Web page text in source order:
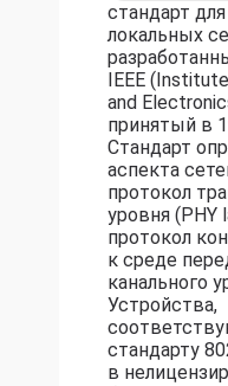
стандарт
локальных
IEEE
and
принятый в
Стандарт
аспекта
протокол
уровня (PHY
протокол
к среде
канального
Устройства,
стандарту
в